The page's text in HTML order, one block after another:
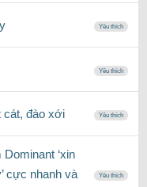
Yêu thích
Yêu thích
cát, đào xới Yêu thích
‘xin
cực nhanh và
Yêu thích